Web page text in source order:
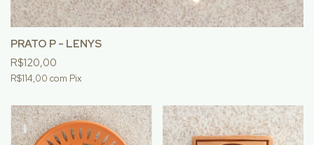
PRATO P - LENYS
R$120,00
R$114,00 com Pix